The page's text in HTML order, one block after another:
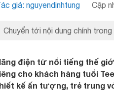
giả: nguyendinhtung Cập
Chuyển tới nội dung chính trong
điện tử nổi tiếng thế
cho khách hàng tuổi
kế ấn tượng, trẻ trung